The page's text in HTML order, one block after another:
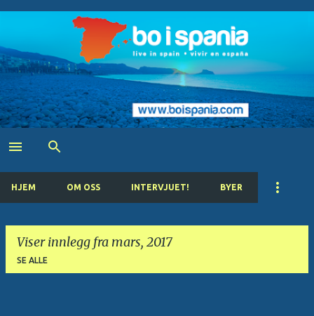
Gå til hovedinnhold
HJEM OM OSS INTERVJUET! BYER
Viser innlegg fra mars, 2017
SE ALLE